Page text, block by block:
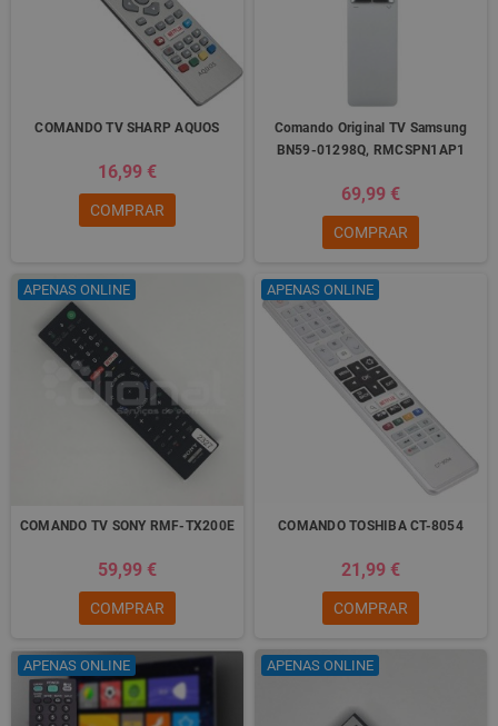
COMANDO TV SHARP AQUOS
16,99 €
COMPRAR
Comando Original TV Samsung
BN59-01298Q, RMCSPN1AP1
69,99 €
COMPRAR
APENAS ONLINE
COMANDO TV SONY RMF-TX200E
59,99 €
COMPRAR
APENAS ONLINE
COMANDO TOSHIBA CT-8054
21,99 €
COMPRAR
APENAS ONLINE APENAS ONLINE